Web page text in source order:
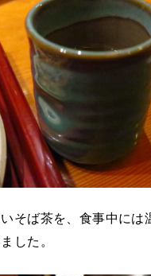
そば茶を、食事中には
した。